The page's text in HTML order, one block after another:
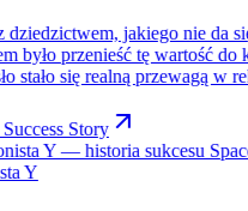
dziedzictwem, jakiego nie da
było przenieść tę wartość do
stało się realną przewagą w
Story
Y